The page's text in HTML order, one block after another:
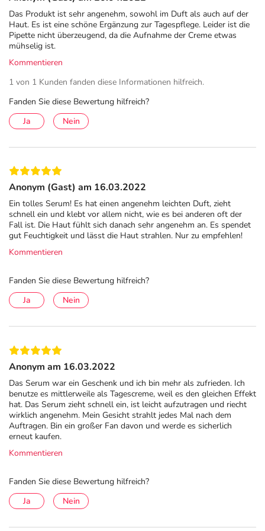
Beiersdorfstraße 3-9
22529 Hamburg
elektronische Adresse:
Kundenservicecenter@beiersdorf.com | www.eucerin.de
Angaben gem. EU-Produktsicherheitsverordnung (GPSR)
anzeigen
Das Produkt ist sehr angenehm, sowohl im Duft als auch auf der
Haut. Es ist eine schöne Ergänzung zur Tagespflege. Leider ist die
Pipette nicht überzeugend, da die Aufnahme der Creme etwas
mühselig ist.
Kommentieren
1 von 1 Kunden fanden diese Informationen hilfreich.
Fanden Sie diese Bewertung hilfreich?
Ja
Nein
Anonym (Gast) am 16.03.2022
Ein tolles Serum! Es hat einen angenehm leichten Duft, zieht
schnell ein und klebt vor allem nicht, wie es bei anderen oft der
Fall ist. Die Haut fühlt sich danach sehr angenehm an. Es spendet
gut Feuchtigkeit und lässt die Haut strahlen. Nur zu empfehlen!
Kommentieren
Fanden Sie diese Bewertung hilfreich?
Ja
Nein
Anonym am 16.03.2022
Das Serum war ein Geschenk und ich bin mehr als zufrieden. Ich
benutze es mittlerweile als Tagescreme, weil es den gleichen Effekt
hat. Das Serum zieht schnell ein, ist leicht aufzutragen und riecht
wirklich angenehm. Mein Gesicht strahlt jedes Mal nach dem
Auftragen. Bin ein großer Fan davon und werde es sicherlich
erneut kaufen.
Kommentieren
Fanden Sie diese Bewertung hilfreich?
Ja
Nein